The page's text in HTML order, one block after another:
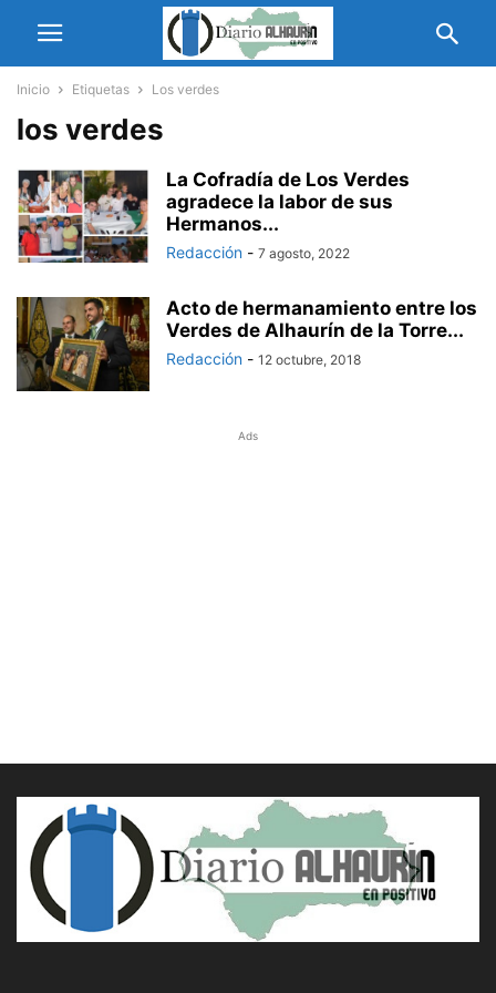
Inicio Etiquetas Los verdes
los verdes
La Cofradía de Los Verdes
agradece la labor de sus
Hermanos...
Redacción - 7 agosto, 2022
Acto de hermanamiento entre los
Verdes de Alhaurín de la Torre...
Redacción - 12 octubre, 2018
Ads